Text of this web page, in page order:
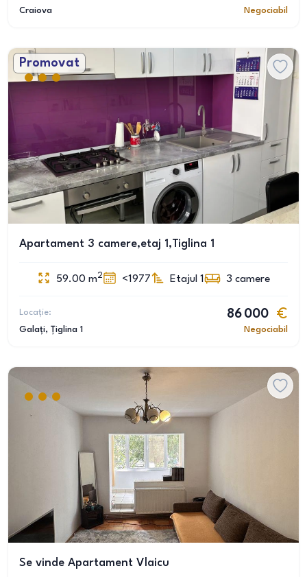
Craiova
Negociabil
Promovat
Apartament 3 camere,etaj 1,Tiglina 1
59.00 m2 <1977 Etajul 1 3 camere
Locație:
Galați, Țiglina 1
86 000
Negociabil
Se vinde Apartament Vlaicu